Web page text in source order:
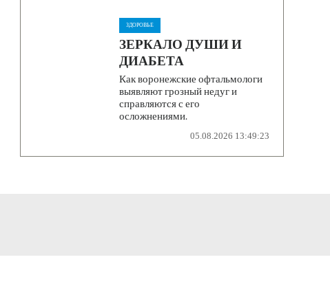
ЗДОРОВЬЕ
ЗЕРКАЛО ДУШИ И
ДИАБЕТА
Как воронежские офтальмологи
выявляют грозный недуг и
справляются с его
осложнениями.
05.08.2026 13:49:23